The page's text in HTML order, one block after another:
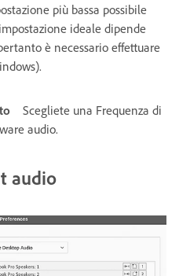
più bassa possibile
ideale dipende
è necessario effettuare
Scegliete una Frequenza di
audio.
audio